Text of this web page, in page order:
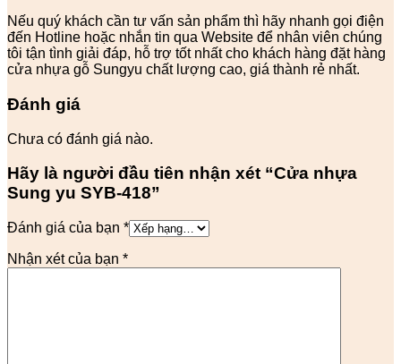
Nếu quý khách cần tư vấn sản phẩm thì hãy nhanh gọi điện
đến Hotline hoặc nhắn tin qua Website để nhân viên chúng
tôi tận tình giải đáp, hỗ trợ tốt nhất cho khách hàng đặt hàng
cửa nhựa gỗ Sungyu chất lượng cao, giá thành rẻ nhất.
Đánh giá
Chưa có đánh giá nào.
Hãy là người đầu tiên nhận xét “Cửa nhựa
Sung yu SYB-418”
Đánh giá của bạn *
Nhận xét của bạn *